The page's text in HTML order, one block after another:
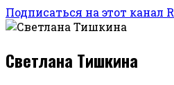
Подписаться на этот канал
Светлана Тишкина